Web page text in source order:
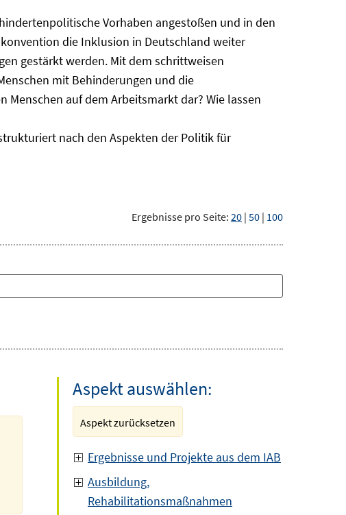
Vorhaben angestoßen und in den
die Inklusion in Deutschland weiter
gestärkt werden. Mit dem schrittweisen
mit Behinderungen und die
auf dem Arbeitsmarkt dar? Wie lassen
nach den Aspekten der Politik für
Ergebnisse pro Seite: 20 | 50 | 100
Aspekt auswählen:
Aspekt zurücksetzen
Ergebnisse und Projekte aus dem IAB
Ausbildung,
Rehabilitationsmaßnahmen